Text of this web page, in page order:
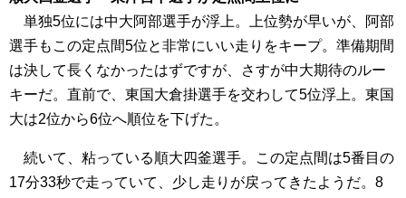
単独5位には中大阿部選手が浮上。上位勢が早いが、阿部
選手もこの定点間5位と非常にいい走りをキープ。準備期間
は決して長くなかったはずですが、さすが中大期待のルー
キーだ。直前で、東国大倉掛選手を交わして5位浮上。東国
大は2位から6位へ順位を下げた。
続いて、粘っている順大四釜選手。この定点間は5番目の
17分33秒で走っていて、少し走りが戻ってきたようだ。8